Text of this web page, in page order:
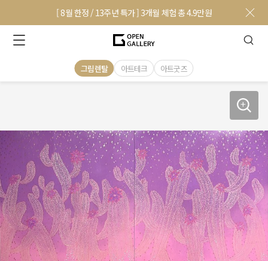
[ 8월 한정 / 13주년 특가 ] 3개월 체험 총 4.9만원
그림렌탈 아트테크 아트굿즈